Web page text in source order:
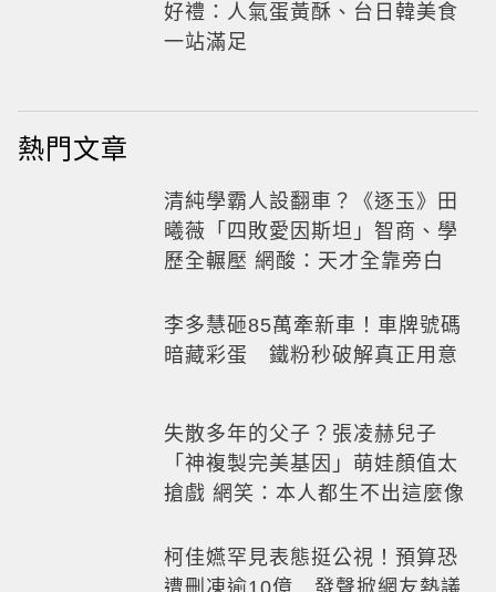
好禮：人氣蛋黃酥、台日韓美食
一站滿足
熱門文章
清純學霸人設翻車？《逐玉》田
曦薇「四敗愛因斯坦」智商、學
歷全輾壓 網酸：天才全靠旁白
李多慧砸85萬牽新車！車牌號碼
暗藏彩蛋 鐵粉秒破解真正用意
失散多年的父子？張凌赫兒子
「神複製完美基因」萌娃顏值太
搶戲 網笑：本人都生不出這麼像
柯佳嬿罕見表態挺公視！預算恐